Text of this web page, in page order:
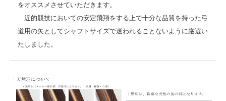
をオススメさせていただきます。
近的競技においての安定飛翔をする上で十分な品質を持った弓
道用の矢としてシャフトサイズで迷われることないように厳選い
たしました。